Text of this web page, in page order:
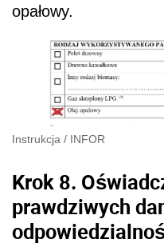
opałowy.
Instrukcja / INFOR
Krok 8.
prawdziwych